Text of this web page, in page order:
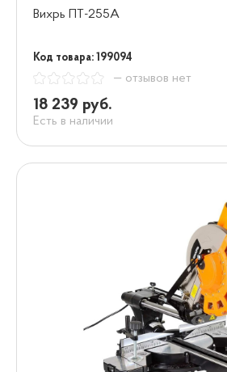
Вихрь ПТ-255А
Код товара: 199094
— отзывов нет
18 239 руб.
Есть в наличии